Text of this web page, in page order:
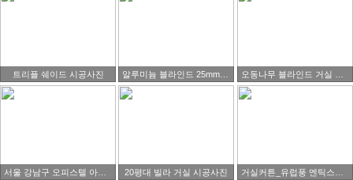
트리플 쉐이드 시공사진
20평대 빌라 거실 시공사진